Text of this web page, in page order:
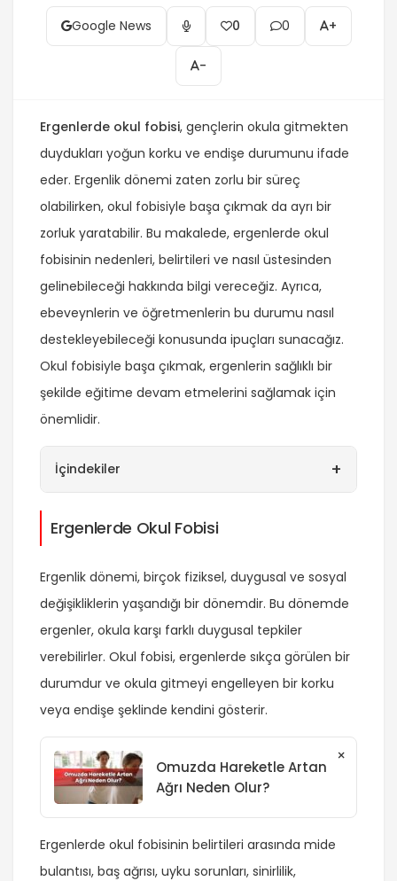
Google News 0 0 +
-
Ergenlerde okul fobisi, gençlerin okula gitmekten
duydukları yoğun korku ve endişe durumunu ifade
eder. Ergenlik dönemi zaten zorlu bir süreç
olabilirken, okul fobisiyle başa çıkmak da ayrı bir
zorluk yaratabilir. Bu makalede, ergenlerde okul
fobisinin nedenleri, belirtileri ve nasıl üstesinden
gelinebileceği hakkında bilgi vereceğiz. Ayrıca,
ebeveynlerin ve öğretmenlerin bu durumu nasıl
destekleyebileceği konusunda ipuçları sunacağız.
Okul fobisiyle başa çıkmak, ergenlerin sağlıklı bir
şekilde eğitime devam etmelerini sağlamak için
önemlidir.
İçindekiler +
Ergenlerde Okul Fobisi
Ergenlik dönemi, birçok fiziksel, duygusal ve sosyal
değişikliklerin yaşandığı bir dönemdir. Bu dönemde
ergenler, okula karşı farklı duygusal tepkiler
verebilirler. Okul fobisi, ergenlerde sıkça görülen bir
durumdur ve okula gitmeyi engelleyen bir korku
veya endişe şeklinde kendini gösterir.
Omuzda Hareketle Artan
Ağrı Neden Olur?
×
Ergenlerde okul fobisinin belirtileri arasında mide
bulantısı, baş ağrısı, uyku sorunları, sinirlilik,